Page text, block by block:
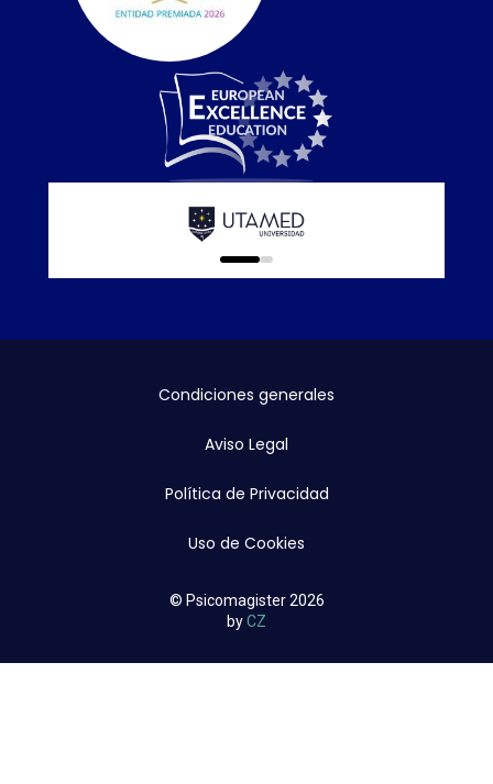
0
1
Condiciones generales
Aviso Legal
Política de Privacidad
Uso de Cookies
© Psicomagister 2026
byCZ